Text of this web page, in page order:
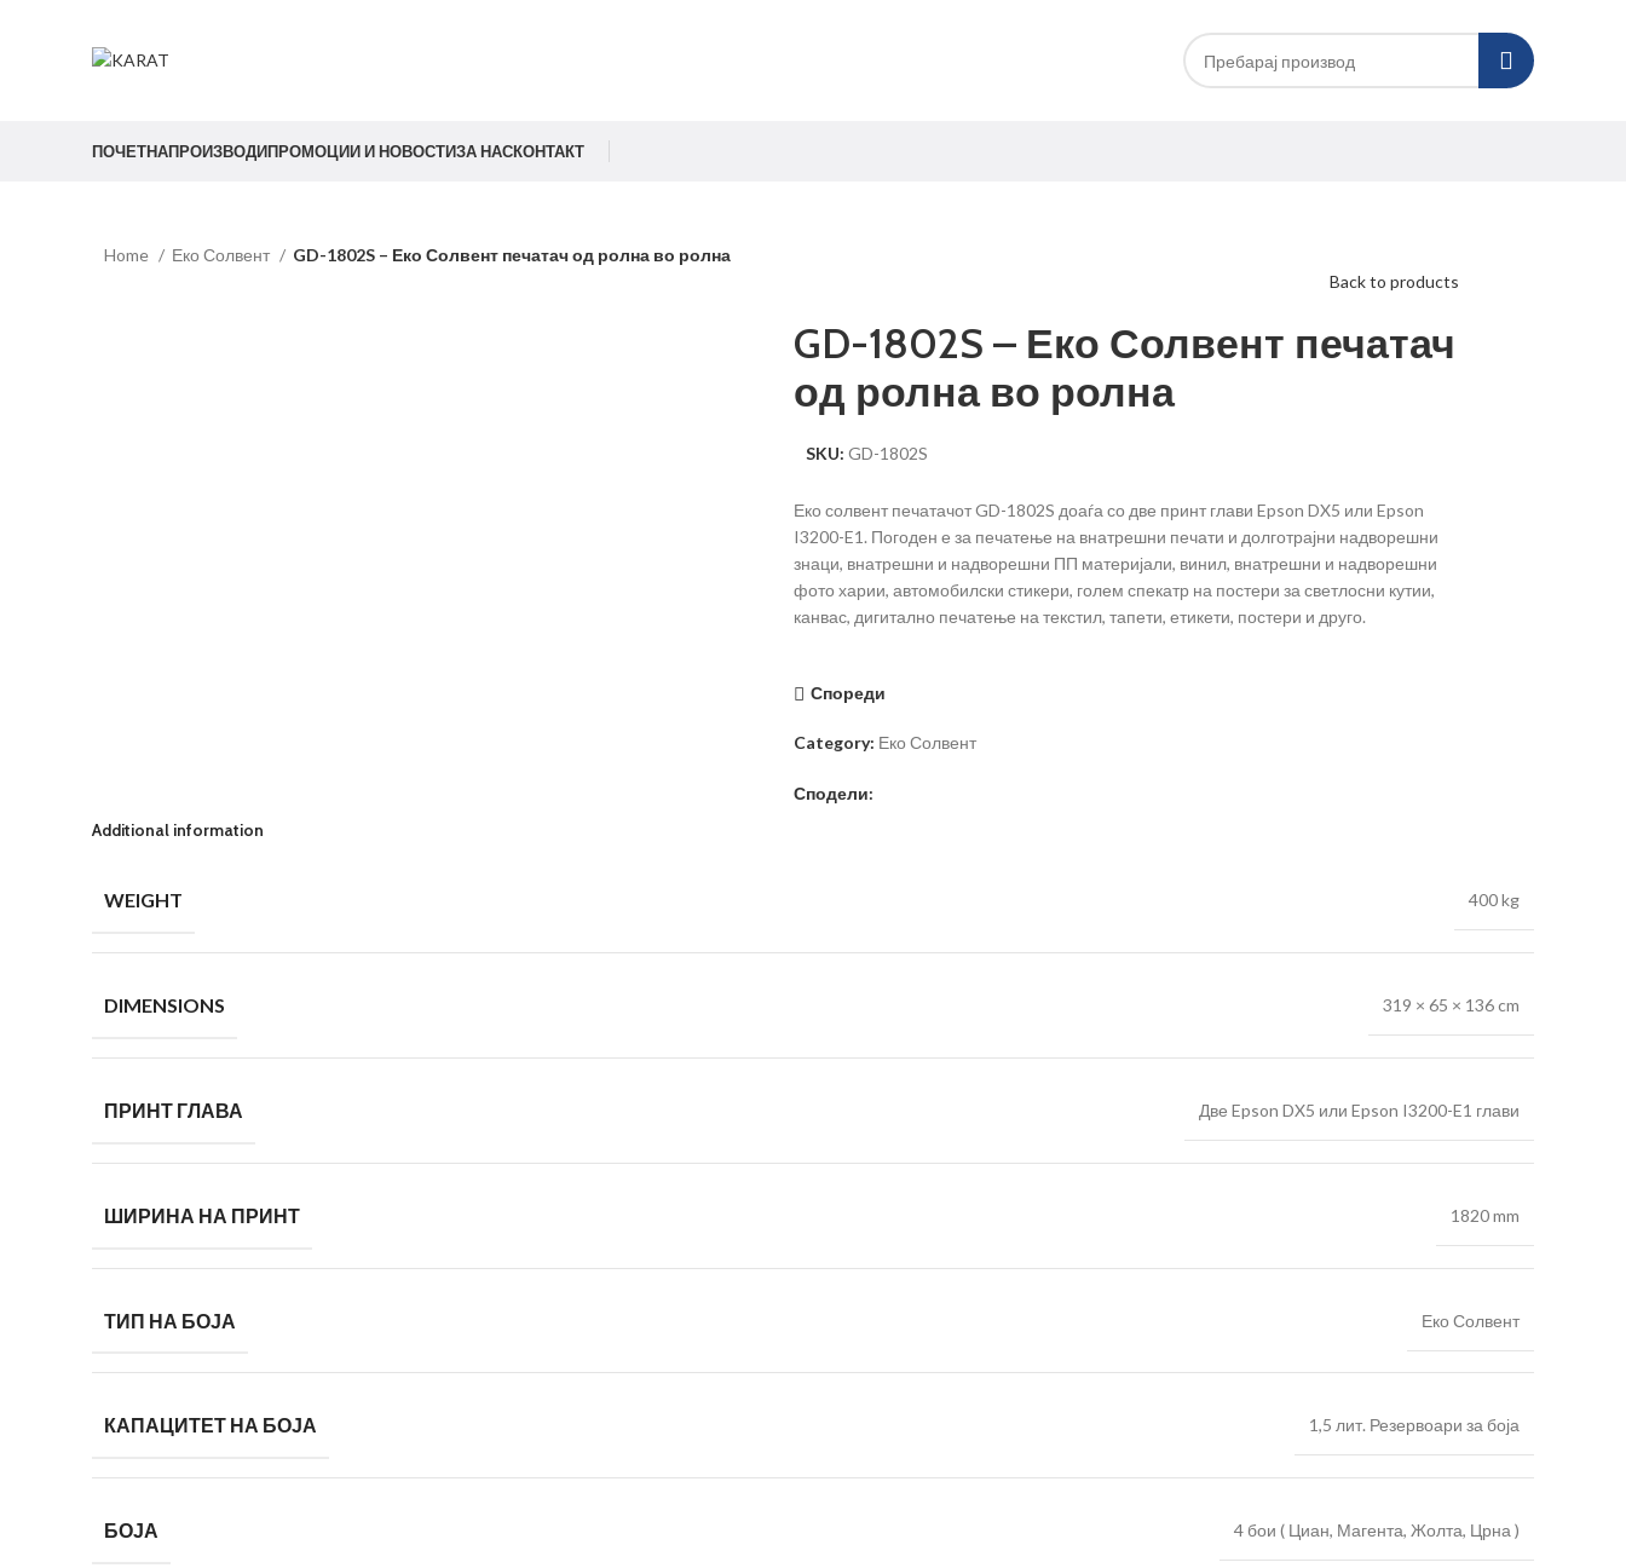
ПОЧЕТНАПРОИЗВОДИПРОМОЦИИ И НОВОСТИЗА НАСКОНТАКТ
Home Еко Солвент
GD-1802S – Еко Солвент печатач од ролна во ролна
Back to products
GD-1802S – Еко Солвент печатач
од ролна во ролна
SKU: GD-1802S
Еко солвент печатачот GD-1802S доаѓа со две принт глави Epson DX5 или Epson
I3200-E1. Погоден е за печатење на внатрешни печати и долготрајни надворешни
знаци, внатрешни и надворешни ПП материјали, винил, внатрешни и надворешни
фото харии, автомобилски стикери, голем спекатр на постери за светлосни кутии,
канвас, дигитално печатење на текстил, тапети, етикети, постери и друго.
Спореди
Category: Еко Солвент
Сподели:
Additional information
WEIGHT 400 kg
DIMENSIONS 319 × 65 × 136 cm
ПРИНТ ГЛАВА Две Epson DX5 или Epson I3200-E1 глави
ШИРИНА НА ПРИНТ 1820 mm
ТИП НА БОЈА Еко Солвент
КАПАЦИТЕТ НА БОЈА 1,5 лит. Резервоари за боја
БОЈА 4 бои ( Циан, Магента, Жолта, Црна )